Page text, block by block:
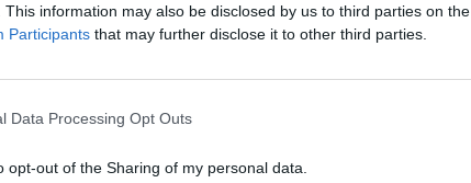
This information may also be disclosed by us to third parties on the
Participants that may further disclose it to other third parties.
Data Processing Opt Outs
opt-out of the Sharing of my personal data.